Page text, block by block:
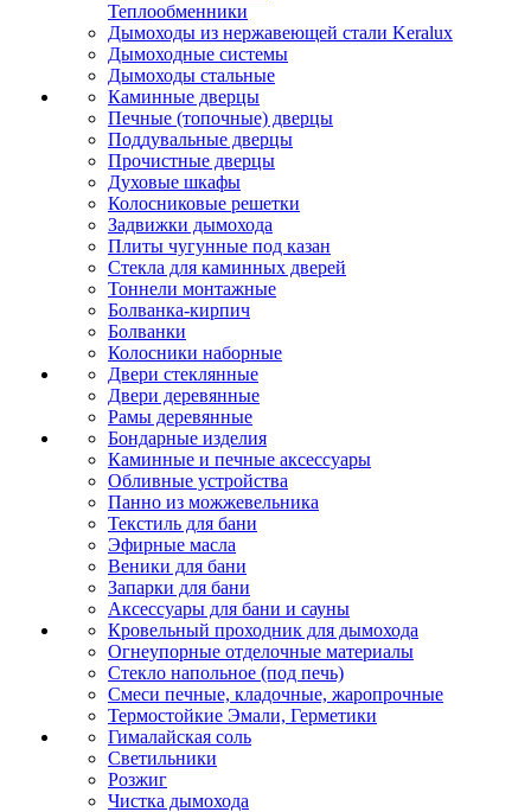
Теплообменники
Дымоходы из нержавеющей стали Keralux
Дымоходные системы
Дымоходы стальные
Каминные дверцы
Печные (топочные) дверцы
Поддувальные дверцы
Прочистные дверцы
Духовые шкафы
Колосниковые решетки
Задвижки дымохода
Плиты чугунные под казан
Стекла для каминных дверей
Тоннели монтажные
Болванка-кирпич
Болванки
Колосники наборные
Двери стеклянные
Двери деревянные
Рамы деревянные
Бондарные изделия
Каминные и печные аксессуары
Обливные устройства
Панно из можжевельника
Текстиль для бани
Эфирные масла
Веники для бани
Запарки для бани
Аксессуары для бани и сауны
Кровельный проходник для дымохода
Огнеупорные отделочные материалы
Стекло напольное (под печь)
Смеси печные, кладочные, жаропрочные
Термостойкие Эмали, Герметики
Гималайская соль
Светильники
Розжиг
Чистка дымохода